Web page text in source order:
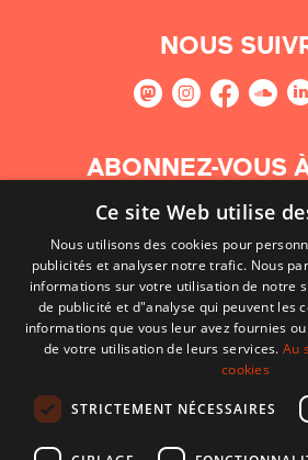
NOUS
ABONNEZ-VOUS
Ce site Web utilise
Nous utilisons des cookies pour
publicités et analyser notre trafic. Nous
informations sur votre utilisation de notre
de publicité et d"analyse qui peuvent les
informations que vous leur avez fournies
de votre utilisation de leurs services.Au
cookies
STRICTEMENT NÉCESSAIRES